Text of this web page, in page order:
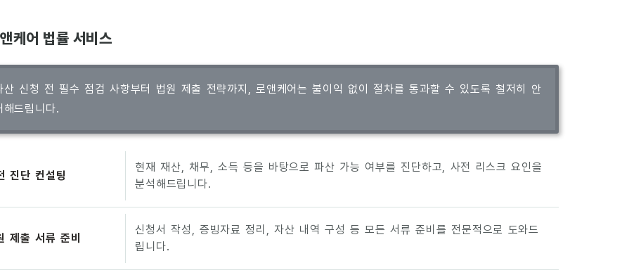
케어 법률 서비스
산 신청 전 필수 점검 사항부터 법원 제출 전략까지, 로앤케어는 불이익 없이 절차를 통과할 수 있도록 철저히 안
해드립니다.
진단 컨설팅
현재 재산, 채무, 소득 등을 바탕으로 파산 가능 여부를 진단하고, 사전 리스크 요인을
분석해드립니다.
제출 서류 준비
신청서 작성, 증빙자료 정리, 자산 내역 구성 등 모든 서류 준비를 전문적으로 도와드
립니다.